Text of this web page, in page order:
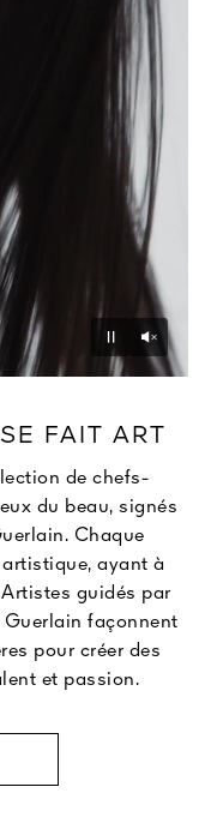
Pause
FAIT ART
de chefs-
du beau, signés
Chaque
ayant à
guidés par
Guerlain façonnent
pour créer des
et passion.